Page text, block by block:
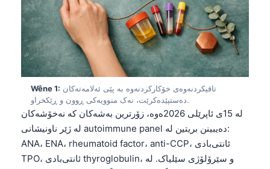
Wêne 1:
دەستپێدەکرێت، نەک منوویەکی ڕوون و ڕێکخراو.
لە 15ی ئاپرێلی 2026ەوە، زۆرترین بەشەکان کە نەخۆشەکان
لە ژێر ناونیشانی autoimmune panel دەیبینن بریتین لە:
ANA، ENA، rheumatoid factor، anti-CCP، ئانتی‌بادی
TPO، ئانتی‌بادی thyroglobulin، و سێرۆلۆژی سێلیاک. لە